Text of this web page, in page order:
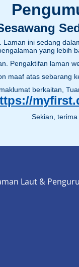
ini sedang
yang lebih
Pengaktifan laman
maaf atas sebarang
berkaitan,
Sekian, terima
Laut &